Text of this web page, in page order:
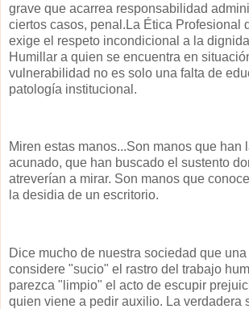
grave que acarrea responsabilidad
ciertos casos, penal.La Ética Profesional
exige el respeto incondicional a la
Humillar a quien se encuentra en
vulnerabilidad no es solo una falta de
patología institucional.
Miren estas manos...Son manos que han
acunado, que han buscado el sustento
atreverían a mirar. Son manos que
la desidia de un escritorio.
Dice mucho de nuestra sociedad que
considere "sucio" el rastro del trabajo
parezca "limpio" el acto de escupir
quien viene a pedir auxilio. La verdadera